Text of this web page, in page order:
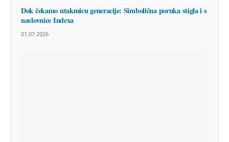
Dok čekamo utakmicu generacije: Simbolična poruka stigla i s
naslovnice Indexa
01.07.2026